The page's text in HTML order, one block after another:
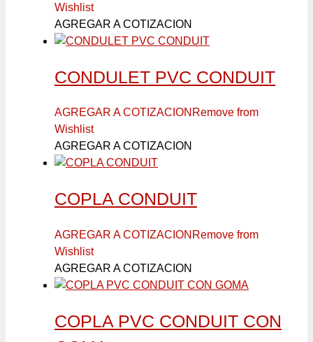
Wishlist
AGREGAR A COTIZACION
CONDULET PVC CONDUIT
AGREGAR A COTIZACION Remove from
Wishlist
AGREGAR A COTIZACION
COPLA CONDUIT
AGREGAR A COTIZACION Remove from
Wishlist
AGREGAR A COTIZACION
COPLA PVC CONDUIT CON